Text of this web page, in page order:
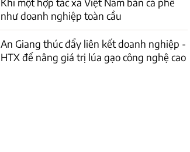
như doanh nghiệp toàn cầu
An Giang thúc đẩy liên kết doanh nghiệp -
HTX để nâng giá trị lúa gạo công nghệ cao